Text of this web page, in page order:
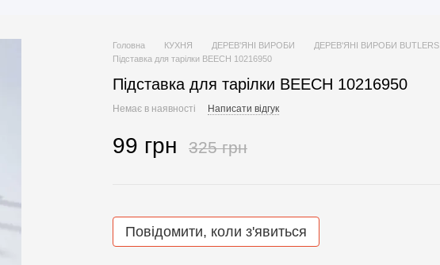
Головна КУХНЯ ДЕРЕВ'ЯНІ ВИРОБИ
ДЕРЕВ'ЯНІ ВИРОБИ BUTLERS
Підставка для тарілки BEECH 10216950
Підставка для тарілки BEECH 10216950
Немає в наявності Написати відгук
99 грн 325 грн
Повідомити, коли з'явиться